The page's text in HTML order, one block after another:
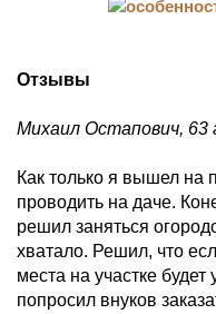
Отзывы
Михаил Остапович, 63
Как только я вышел на
проводить на даче.
решил заняться
хватало. Решил, что
места на участке
попросил внуков